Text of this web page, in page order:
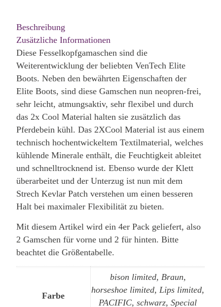
Beschreibung
Zusätzliche Informationen
Diese Fesselkopfgamaschen sind die
Weiterentwicklung der beliebten VenTech Elite
Boots. Neben den bewährten Eigenschaften der
Elite Boots, sind diese Gamschen nun neopren-frei,
sehr leicht, atmungsaktiv, sehr flexibel und durch
das 2x Cool Material halten sie zusätzlich das
Pferdebein kühl. Das 2XCool Material ist aus einem
technisch hochentwickeltem Textilmaterial, welches
kühlende Minerale enthält, die Feuchtigkeit ableitet
und schnelltrocknend ist. Ebenso wurde der Klett
überarbeitet und der Unterzug ist nun mit dem
Strech Kevlar Patch verstehen um einen besseren
Halt bei maximaler Flexibilität zu bieten.
Mit diesem Artikel wird ein 4er Pack geliefert, also
2 Gamschen für vorne und 2 für hinten. Bitte
beachtet die Größentabelle.
Farbe
bison limited, Braun,
horseshoe limited, Lips limited,
PACIFIC, schwarz, Special